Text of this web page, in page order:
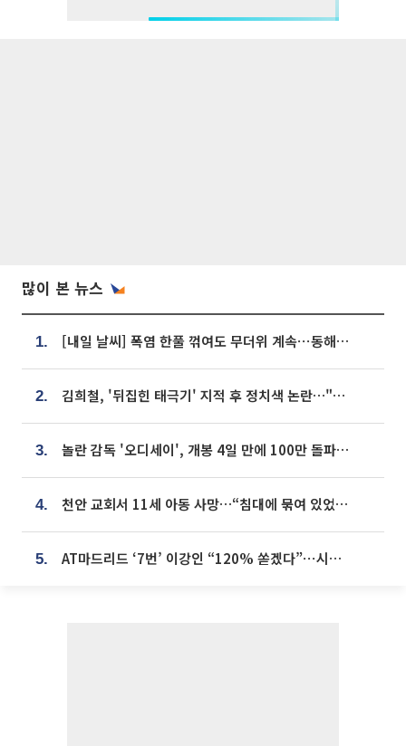
많이 본 뉴스
1. [내일 날씨] 폭염 한풀 꺾여도 무더위 계속⋯동해안 이틀 연속 비
2. 김희철, '뒤집힌 태극기' 지적 후 정치색 논란…"좌우 떠나 우리나라 국기"
3. 놀란 감독 '오디세이', 개봉 4일 만에 100만 돌파⋯'왕사남' 보다 빠르다
4. 천안 교회서 11세 아동 사망…“침대에 묶여 있었다” 진술 확보
5. AT마드리드 ‘7번’ 이강인 “120% 쏟겠다”⋯시메오네 감독 “필요한 선수”